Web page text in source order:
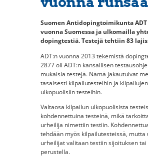
Suomen Antidopingtoimikunta
vuonna Suomessa ja ulkomailla
dopingtestiä. Testejä tehtiin 83
ADT:n vuonna 2013 tekemistä
2877 oli ADT:n kansallisen
mukaisia testejä. Nämä jakautuivat
tasaisesti kilpailutesteihin ja kilpailujen
ulkopuolisiin testeihin.
Valtaosa kilpailun ulkopuolisista
kohdennettuina testeinä, mikä
urheilija nimettiin testiin.
tehdään myös kilpailutesteissä, mutta
urheilijat valitaan testiin sijoituksen
perustella.